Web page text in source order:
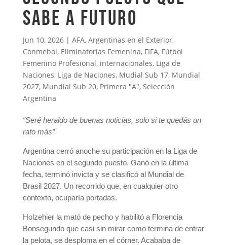
SABE A FUTURO
Jun 10, 2026| AFA, Argentinas en el Exterior,
Conmebol, Eliminatorias Femenina, FIFA, Fútbol
Femenino Profesional, internacionales, Liga de
Naciones, Liga de Naciones, Mudial Sub 17, Mundial
2027, Mundial Sub 20, Primera "A", Selección
Argentina
“Seré heraldo de buenas noticias, solo si te quedás un
rato más”
Argentina cerró anoche su participación en la Liga de
Naciones en el segundo puesto. Ganó en la última
fecha, terminó invicta y se clasificó al Mundial de
Brasil 2027. Un recorrido que, en cualquier otro
contexto, ocuparía portadas.
Holzehier la mató de pecho y habilitó a Florencia
Bonsegundo que casi sin mirar como termina de entrar
la pelota, se desploma en el córner. Acababa de